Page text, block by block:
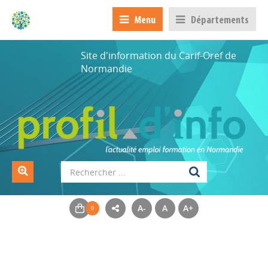
Menu Départements
Site d'information du Carif-Oref de
Normandie
A- A A+